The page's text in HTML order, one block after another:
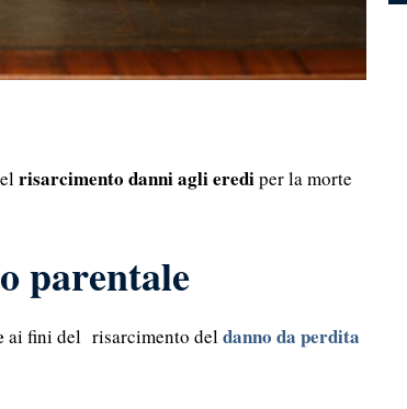
risarcimento danni agli erediper la morte
parentale
ai fini del risarcimento deldanno da perdita